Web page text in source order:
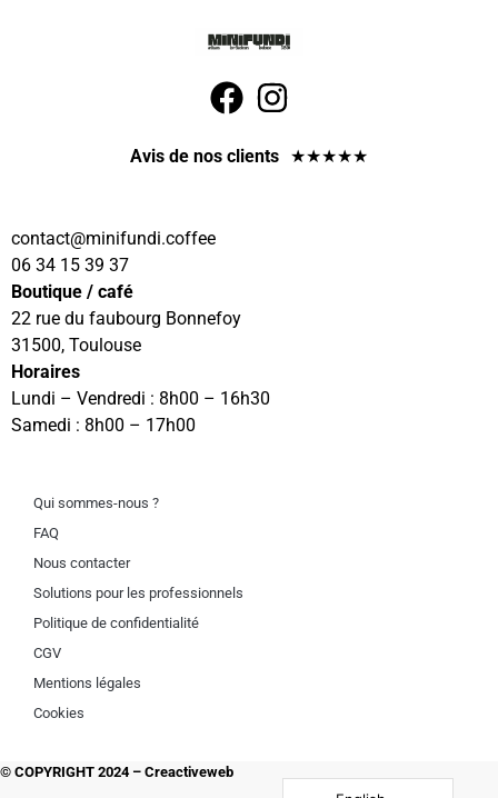
Avis de nos clients ★★★★★
contact@minifundi.coffee
06 34 15 39 37
Boutique / café
22 rue du faubourg Bonnefoy
31500, Toulouse
Horaires
Lundi – Vendredi : 8h00 – 16h30
Samedi : 8h00 – 17h00
Qui sommes-nous ?
FAQ
Nous contacter
Solutions pour les professionnels
Politique de confidentialité
CGV
Mentions légales
Cookies
© COPYRIGHT 2024 – Creactiveweb